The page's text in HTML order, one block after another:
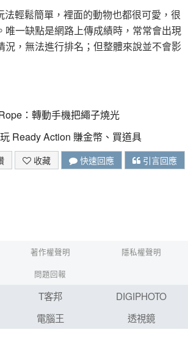
法輕鬆簡單，裡面的動物也都很可愛，很
唯一缺點是網路上傳成績時，常常會出現
況，無法進行排名；但整體來說並不會影
：轉動手機把繩子燒光
玩 Ready Action 賺金幣、買道具
收藏 快速回應 引言回應
著作權聲明
隱私權聲明
問題回報
T客邦
DIGIPHOTO
電腦王 透視鏡